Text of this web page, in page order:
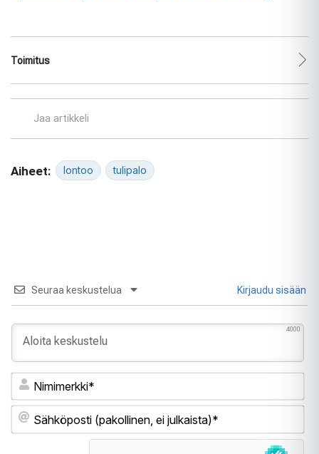
Toimitus
Jaa artikkeli
Aiheet: lontoo tulipalo
Seuraa keskustelua Kirjaudu sisään
4000
ei